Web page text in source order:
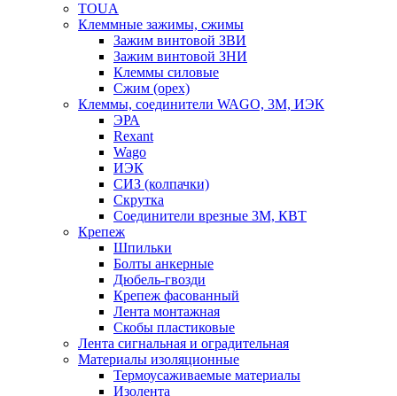
TOUA
Клеммные зажимы, сжимы
Зажим винтовой ЗВИ
Зажим винтовой ЗНИ
Клеммы силовые
Сжим (орех)
Клеммы, соединители WAGO, 3M, ИЭК
ЭРА
Rexant
Wago
ИЭК
СИЗ (колпачки)
Скрутка
Соединители врезные 3M, КВТ
Крепеж
Шпильки
Болты анкерные
Дюбель-гвозди
Крепеж фасованный
Лента монтажная
Скобы пластиковые
Лента сигнальная и оградительная
Материалы изоляционные
Термоусаживаемые матeриалы
Изолента